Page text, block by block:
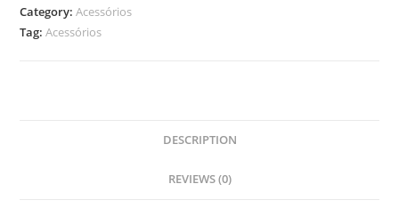
Category:Acessórios
Tag:Acessórios
DESCRIPTION
REVIEWS (0)